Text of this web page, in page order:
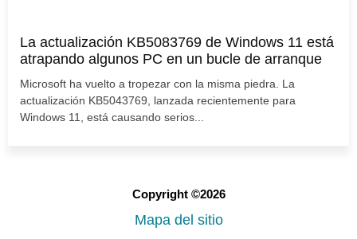
La actualización KB5083769 de Windows 11 está
atrapando algunos PC en un bucle de arranque
Microsoft ha vuelto a tropezar con la misma piedra. La
actualización KB5043769, lanzada recientemente para
Windows 11, está causando serios...
Copyright ©2026
Mapa del sitio